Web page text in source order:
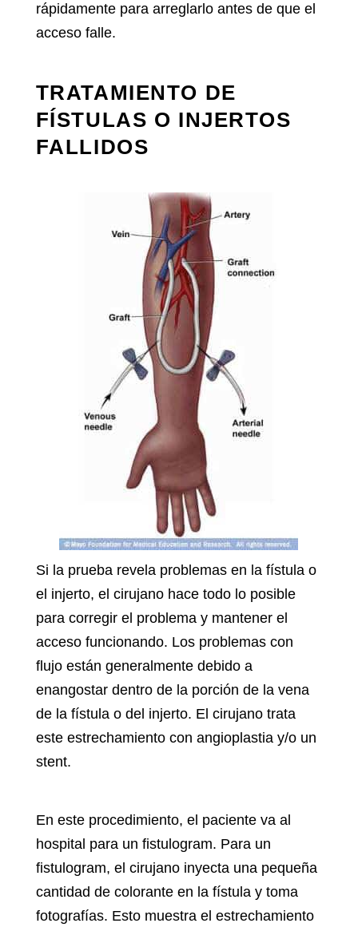
rápidamente para arreglarlo antes de que el
acceso falle.
TRATAMIENTO DE
FÍSTULAS O INJERTOS
FALLIDOS
Si la prueba revela problemas en la fístula o
el injerto, el cirujano hace todo lo posible
para corregir el problema y mantener el
acceso funcionando. Los problemas con
flujo están generalmente debido a
enangostar dentro de la porción de la vena
de la fístula o del injerto. El cirujano trata
este estrechamiento con angioplastia y/o un
stent.
En este procedimiento, el paciente va al
hospital para un fistulogram. Para un
fistulogram, el cirujano inyecta una pequeña
cantidad de colorante en la fístula y toma
fotografías. Esto muestra el estrechamiento